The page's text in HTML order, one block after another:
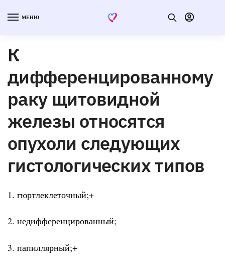
МЕНЮ
К
дифференцированному
раку щитовидной
железы относятся
опухоли следующих
гистологических типов
1. гюртлеклеточный;+
2. недифференцированный;
3. папиллярный;+